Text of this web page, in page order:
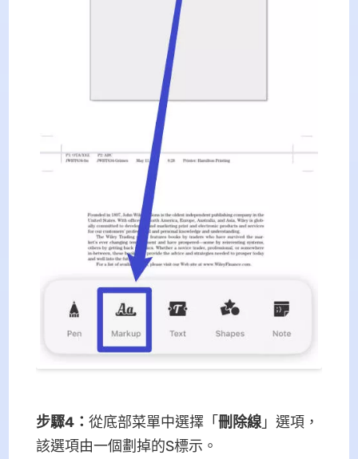
步驟4： 從底部菜單中選擇「 刪除線」選項，
該選項由一個劃掉的S標示。